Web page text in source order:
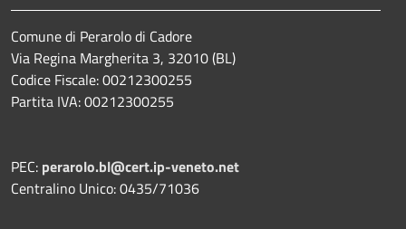
Comune di Perarolo di Cadore
Via Regina Margherita 3, 32010 (BL)
Codice Fiscale: 00212300255
Partita IVA: 00212300255
PEC: perarolo.bl@cert.ip-veneto.net
Centralino Unico: 0435/71036